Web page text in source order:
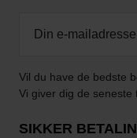
Vil du have de bedste
Vi giver dig de seneste
SIKKER